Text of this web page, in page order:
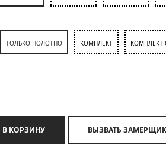
ТОЛЬКО ПОЛОТНО КОМПЛЕКТ КОМПЛЕКТ
ДОБАВИТЬ В КОРЗИНУ ВЫЗВАТЬ